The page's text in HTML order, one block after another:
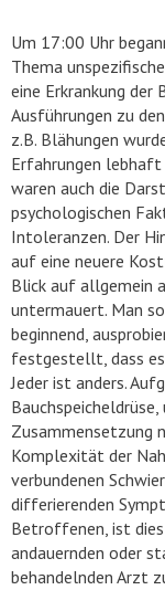
Um 17:00 Uhr
Thema
eine Erkrankung der
Ausführungen zu
z.B. Blähungen
Erfahrungen
waren auch die
psychologischen
Intoleranzen. Der
auf eine neuere
Blick auf allgemein
untermauert. Man
beginnend,
festgestellt, dass
Jeder ist anders.
Zusammensetzung
Komplexität der
verbundenen
differierenden
Betroffenen, ist
andauernden oder
behandelnden Arzt